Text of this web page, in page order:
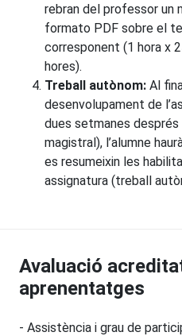
rebran del professor un
formato PDF sobre el
corresponent (1 hora x
hores).
Treball autònom: Al
desenvolupament de
dues setmanes després
magistral), l’alumne
es resumeixin les
assignatura (treball
Avaluació
aprenentatges
- Assistència i grau de